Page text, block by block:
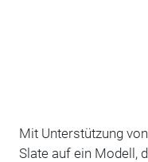
Mit Unterstützung
Slate auf ein Modell,